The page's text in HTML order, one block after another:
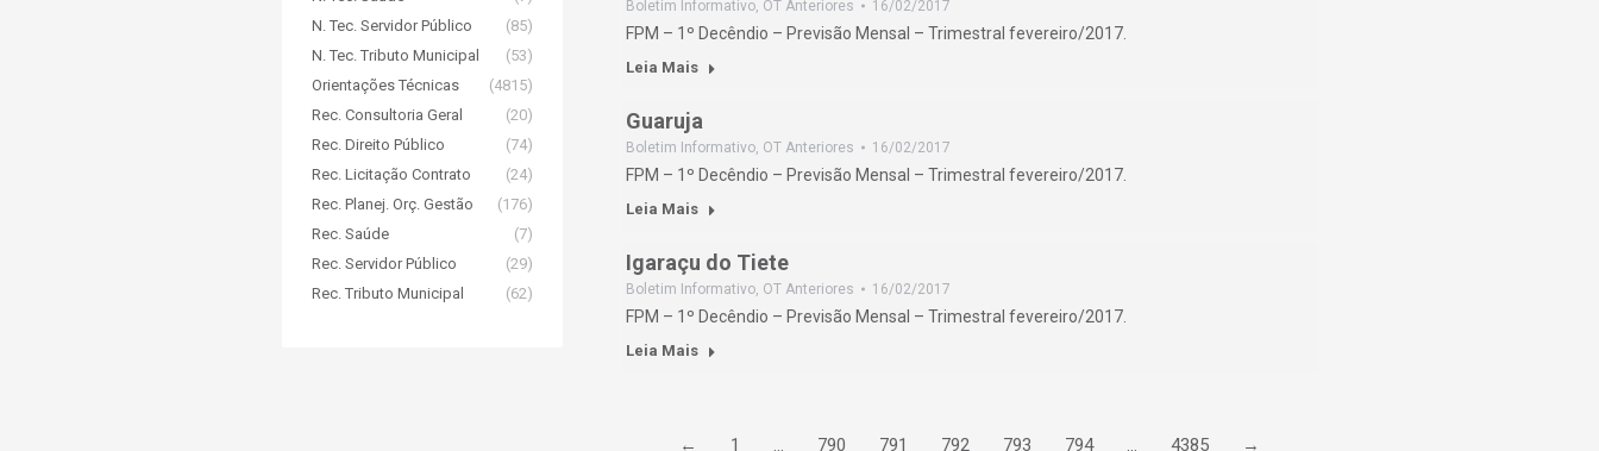
Boletim Informativo, OT Anteriores 16/02/2017
FPM – 1º Decêndio – Previsão Mensal – Trimestral fevereiro/2017.
Leia Mais
Guaruja
Boletim Informativo, OT Anteriores 16/02/2017
FPM – 1º Decêndio – Previsão Mensal – Trimestral fevereiro/2017.
Leia Mais
Igaraçu do Tiete
Boletim Informativo, OT Anteriores 16/02/2017
FPM – 1º Decêndio – Previsão Mensal – Trimestral fevereiro/2017.
Leia Mais
← 1 … 790 791 792 793 794 … 4385 →
N. Tec. Servidor Público
(85)
N. Tec. Tributo Municipal
(53)
Orientações Técnicas
(4815)
Rec. Consultoria Geral
(20)
Rec. Direito Público
(74)
Rec. Licitação Contrato
(24)
Rec. Planej. Orç. Gestão
(176)
Rec. Saúde
(7)
Rec. Servidor Público
(29)
Rec. Tributo Municipal
(62)